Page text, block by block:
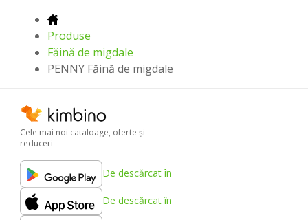
Produse
Făină de migdale
PENNY Făină de migdale
Cele mai noi cataloage, oferte şi
reduceri
De descărcat în
De descărcat în